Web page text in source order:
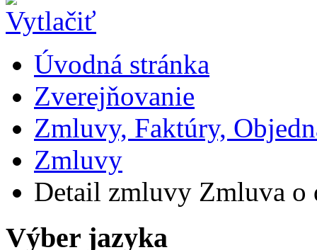
Úvodná stránka
Zverejňovanie
Zmluvy, Faktúry,
Zmluvy
Detail zmluvy Zmluva o
Výber jazyka